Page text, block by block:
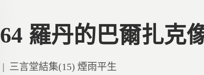
64 羅丹的巴爾扎克
Posted
三言堂結集(15) 煙雨平生